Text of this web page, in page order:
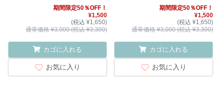
期間限定50％OFF！
¥1,500
(税込 ¥1,650)
通常価格 ¥3,000 (税込 ¥3,300)
カゴに入れる
お気に入り
期間限定50％OFF！
¥1,500
(税込 ¥1,650)
通常価格 ¥3,000 (税込 ¥3,300)
カゴに入れる
お気に入り